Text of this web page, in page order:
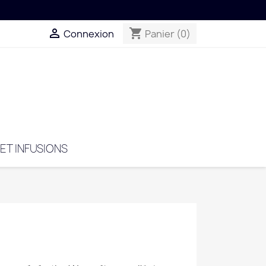
 Connexion shopping_cart Panier (0)
INFUSIONS